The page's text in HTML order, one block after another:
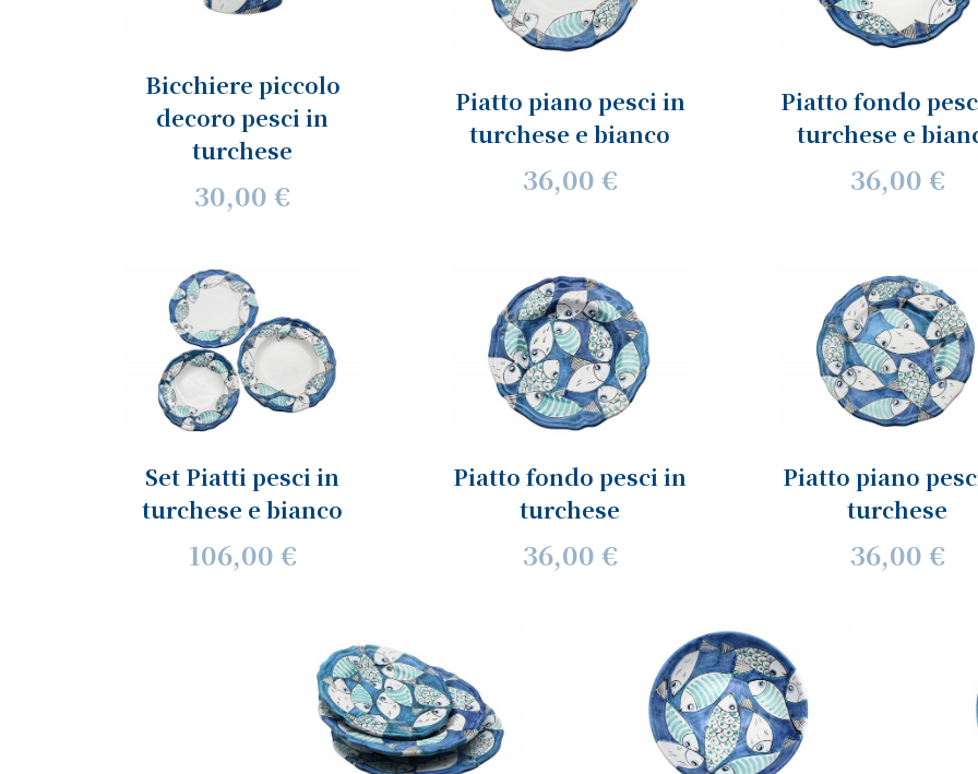
Bicchiere piccolo
decoro pesci in
turchese
30,00 €
Piatto piano pesci in
turchese e bianco
36,00 €
Piatto fondo
turchese e
36,00 €
Set Piatti pesci in
turchese e bianco
106,00 €
Piatto fondo pesci in
turchese
36,00 €
Piatto piano
turchese
36,00 €